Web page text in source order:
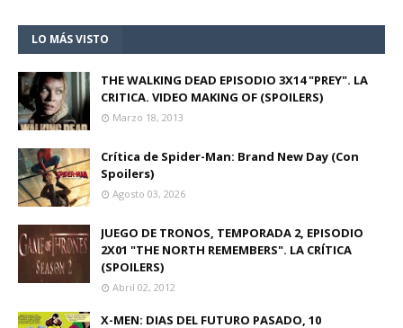
LO MÁS VISTO
THE WALKING DEAD EPISODIO 3X14 "PREY". LA
CRITICA. VIDEO MAKING OF (SPOILERS)
Marzo 18, 2013
Crítica de Spider-Man: Brand New Day (Con
Spoilers)
Agosto 03, 2026
JUEGO DE TRONOS, TEMPORADA 2, EPISODIO
2X01 "THE NORTH REMEMBERS". LA CRÍTICA
(SPOILERS)
Abril 02, 2012
X-MEN: DIAS DEL FUTURO PASADO, 10